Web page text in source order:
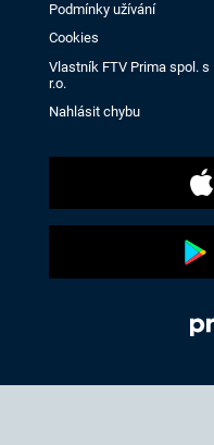
Podmínky užívání
Cookies
Vlastník FTV Prima spol. s
r.o.
Nahlásit chybu